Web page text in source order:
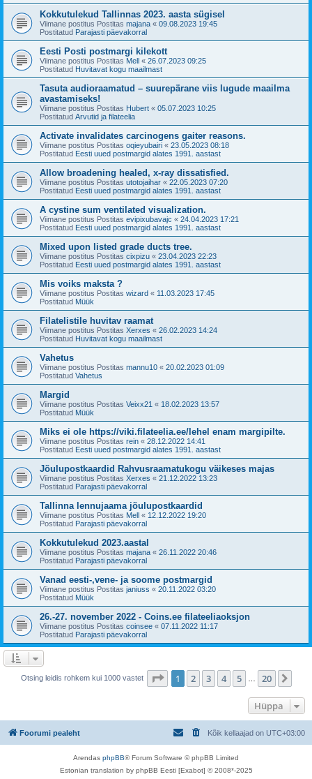
Kokkutulekud Tallinnas 2023. aasta sügisel
Viimane postitus Postitas majana « 09.08.2023 19:45
Postitatud Parajasti päevakorral
Eesti Posti postmargi kilekott
Viimane postitus Postitas Mell « 26.07.2023 09:25
Postitatud Huvitavat kogu maailmast
Tasuta audioraamatud – suurepärane viis lugude maailma
avastamiseks!
Viimane postitus Postitas Hubert « 05.07.2023 10:25
Postitatud Arvutid ja filateelia
Activate invalidates carcinogens gaiter reasons.
Viimane postitus Postitas oqieyubairi « 23.05.2023 08:18
Postitatud Eesti uued postmargid alates 1991. aastast
Allow broadening healed, x-ray dissatisfied.
Viimane postitus Postitas utotojaihar « 22.05.2023 07:20
Postitatud Eesti uued postmargid alates 1991. aastast
A cystine sum ventilated visualization.
Viimane postitus Postitas evipixubavajc « 24.04.2023 17:21
Postitatud Eesti uued postmargid alates 1991. aastast
Mixed upon listed grade ducts tree.
Viimane postitus Postitas cixpizu « 23.04.2023 22:23
Postitatud Eesti uued postmargid alates 1991. aastast
Mis voiks maksta ?
Viimane postitus Postitas wizard « 11.03.2023 17:45
Postitatud Müük
Filatelistile huvitav raamat
Viimane postitus Postitas Xerxes « 26.02.2023 14:24
Postitatud Huvitavat kogu maailmast
Vahetus
Viimane postitus Postitas mannu10 « 20.02.2023 01:09
Postitatud Vahetus
Margid
Viimane postitus Postitas Veixx21 « 18.02.2023 13:57
Postitatud Müük
Miks ei ole https://viki.filateelia.ee/lehel enam margipilte.
Viimane postitus Postitas rein « 28.12.2022 14:41
Postitatud Eesti uued postmargid alates 1991. aastast
Jõulupostkaardid Rahvusraamatukogu väikeses majas
Viimane postitus Postitas Xerxes « 21.12.2022 13:23
Postitatud Parajasti päevakorral
Tallinna lennujaama jõulupostkaardid
Viimane postitus Postitas Mell « 12.12.2022 19:20
Postitatud Parajasti päevakorral
Kokkutulekud 2023.aastal
Viimane postitus Postitas majana « 26.11.2022 20:46
Postitatud Parajasti päevakorral
Vanad eesti-,vene- ja soome postmargid
Viimane postitus Postitas janiuss « 20.11.2022 03:20
Postitatud Müük
26.-27. november 2022 - Coins.ee filateeliaoksjon
Viimane postitus Postitas coinsee « 07.11.2022 11:17
Postitatud Parajasti päevakorral
Otsing leidis rohkem kui 1000 vastet 1 . leht20 -st
1 2 3 4 5 20
Hüppa
Foorumi pealeht Kõik kellaajad on UTC+03:00
Arendas phpBB® Forum Software © phpBB Limited
Estonian translation by phpBB Eesti [Exabot] © 2008*-2025